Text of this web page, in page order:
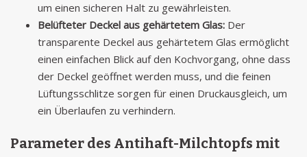
um einen sicheren Halt zu gewährleisten.
Belüfteter Deckel aus gehärtetem Glas: Der
transparente Deckel aus gehärtetem Glas ermöglicht
einen einfachen Blick auf den Kochvorgang, ohne dass
der Deckel geöffnet werden muss, und die feinen
Lüftungsschlitze sorgen für einen Druckausgleich, um
ein Überlaufen zu verhindern.
Parameter des Antihaft-Milchtopfs mit